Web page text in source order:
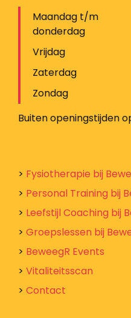
Maandag t/m
donderdag
Vrijdag
Zaterdag
Zondag
Buiten openingstijden
> Fysiotherapie bij
> Personal Training bij
> Leefstijl Coaching bij
> Groepslessen bij
> BeweegR Events
> Vitaliteitsscan
> Contact